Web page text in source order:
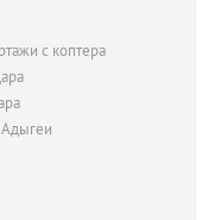
с коптера